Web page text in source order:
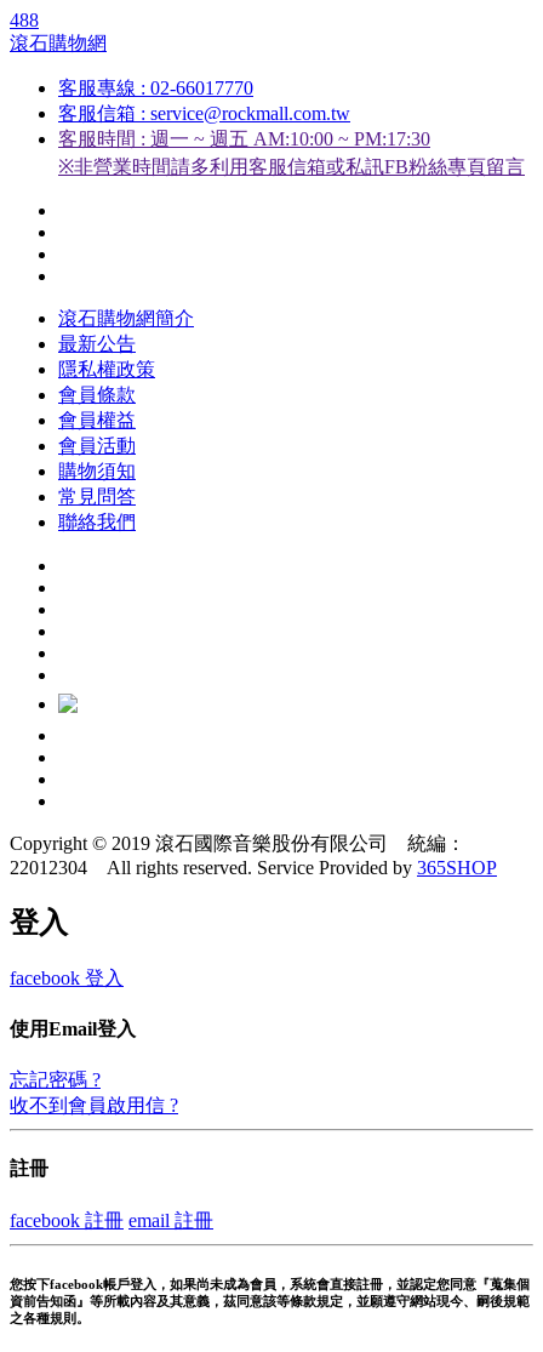
488
滾石購物網
客服專線 : 02-66017770
客服信箱 : service@rockmall.com.tw
客服時間 : 週一 ~ 週五 AM:10:00 ~ PM:17:30
※非營業時間請多利用客服信箱或私訊FB粉絲專頁留言
滾石購物網簡介
最新公告
隱私權政策
會員條款
會員權益
會員活動
購物須知
常見問答
聯絡我們
Copyright © 2019 滾石國際音樂股份有限公司 統編：
22012304 All rights reserved. Service Provided by 365SHOP
登入
facebook 登入
使用Email登入
忘記密碼 ?
收不到會員啟用信 ?
註冊
facebook 註冊 email 註冊
您按下facebook帳戶登入，如果尚未成為會員，系統會直接註冊，並認定您同意『蒐集個
資前告知函』等所載內容及其意義，茲同意該等條款規定，並願遵守網站現今、嗣後規範
之各種規則。